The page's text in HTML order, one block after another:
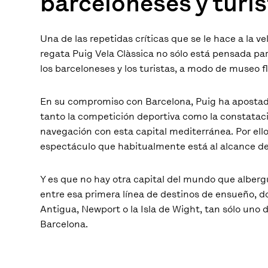
Una de las repetidas críticas que se le hace a la
regata Puig Vela Clàssica no sólo está pensada
los barceloneses y los turistas, a modo de museo
En su compromiso con Barcelona, Puig ha
tanto la competición deportiva como la
navegación con esta capital mediterránea. Por
espectáculo que habitualmente está al alcance
Y es que no hay otra capital del mundo que
entre esa primera línea de destinos de ensueño,
Antigua, Newport o la Isla de Wight, tan sólo
Barcelona.